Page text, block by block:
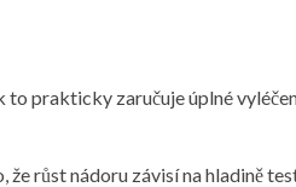
to prakticky zaručuje úplné
že růst nádoru závisí na hladině